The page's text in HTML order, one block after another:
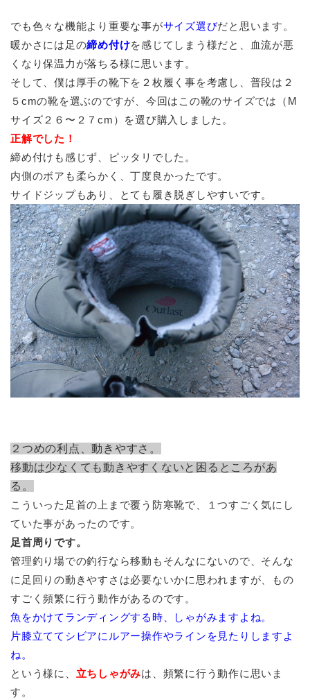
でも色々な機能より重要な事がサイズ選びだと思います。
暖かさには足の締め付けを感じてしまう様だと、血流が悪
くなり保温力が落ちる様に思います。
そして、僕は厚手の靴下を２枚履く事を考慮し、普段は２
５cmの靴を選ぶのですが、今回はこの靴のサイズでは（M
サイズ２６〜２７cm）を選び購入しました。
正解でした！
締め付けも感じず、ピッタリでした。
内側のボアも柔らかく、丁度良かったです。
サイドジップもあり、とても履き脱ぎしやすいです。
２つめの利点、動きやすさ。
移動は少なくても動きやすくないと困るところがあ
る。
こういった足首の上まで覆う防寒靴で、１つすごく気にし
ていた事があったのです。
足首周りです。
管理釣り場での釣行なら移動もそんなにないので、そんな
に足回りの動きやすさは必要ないかに思われますが、もの
すごく頻繁に行う動作があるのです。
魚をかけてランディングする時、しゃがみますよね。
片膝立ててシビアにルアー操作やラインを見たりしますよ
ね。
という様に、 立ちしゃがみは、頻繁に行う動作に思いま
す。